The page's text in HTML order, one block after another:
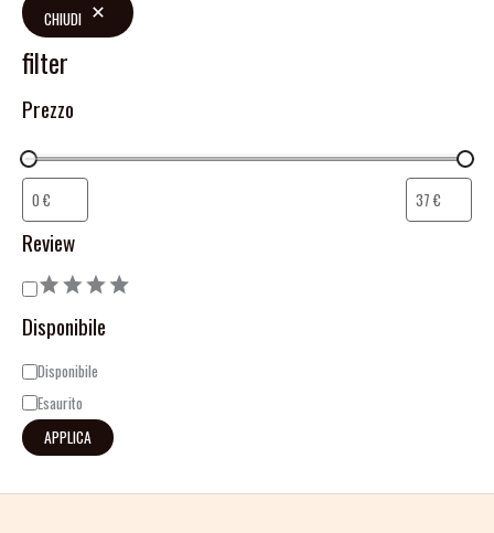
CHIUDI
filter
Prezzo
Review
Disponibile
Disponibile
Esaurito
APPLICA